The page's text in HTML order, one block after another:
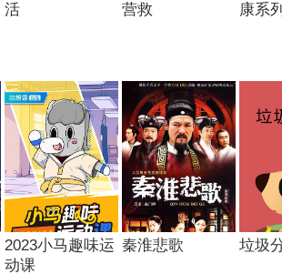
活
营救
康系
2023小马趣味运
动课
秦淮悲歌 垃圾